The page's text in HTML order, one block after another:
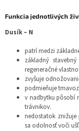
Funkcia jednotlivých
Dusík – N
patrí medzi
základný
regeneračné
zvyšuje
podmieňuje
v nadbytku pôsobí
trávnikov.
nedostatok
sa odolnosť voči